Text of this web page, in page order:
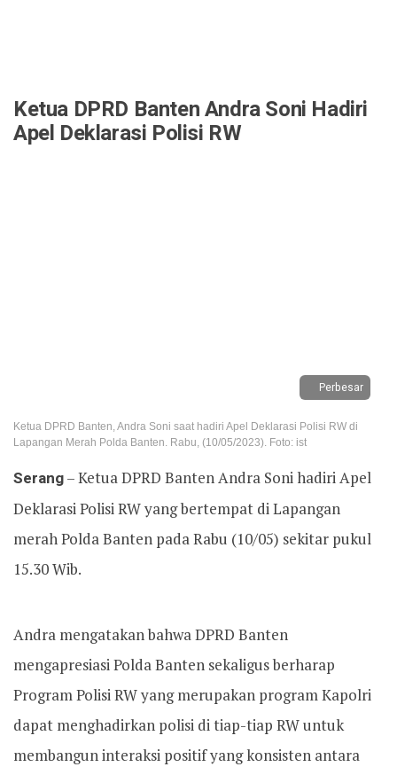
Ketua DPRD Banten Andra Soni Hadiri
Apel Deklarasi Polisi RW
Perbesar
Ketua DPRD Banten, Andra Soni saat hadiri Apel Deklarasi Polisi RW di
Lapangan Merah Polda Banten. Rabu, (10/05/2023). Foto: ist
Serang– Ketua DPRD Banten Andra Soni hadiri Apel
Deklarasi Polisi RW yang bertempat di Lapangan
merah Polda Banten pada Rabu (10/05) sekitar pukul
15.30 Wib.
Andra mengatakan bahwa DPRD Banten
mengapresiasi Polda Banten sekaligus berharap
Program Polisi RW yang merupakan program Kapolri
dapat menghadirkan polisi di tiap-tiap RW untuk
membangun interaksi positif yang konsisten antara